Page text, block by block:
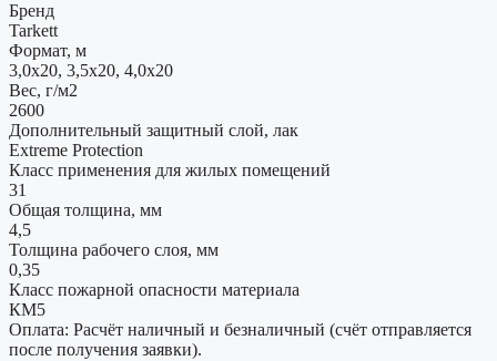
Бренд
Tarkett
Формат, м
3,0x20, 3,5x20, 4,0x20
Вес, г/м2
2600
Дополнительный защитный слой, лак
Extreme Protection
Класс применения для жилых помещений
31
Общая толщина, мм
4,5
Толщина рабочего слоя, мм
0,35
Класс пожарной опасности материала
КМ5
Оплата: Расчёт наличный и безналичный (счёт отправляется
после получения заявки).